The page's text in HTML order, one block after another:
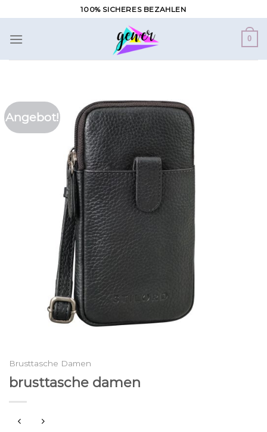
Inhalt
springen
100% SICHERES BEZAHLEN
0
Angebot!
Brusttasche Damen
brusttasche damen